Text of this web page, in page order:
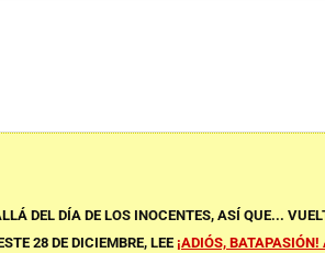
DEL DÍA DE LOS INOCENTES, ASÍ QUE...
28 DE DICIEMBRE, LEE ¡ADIÓS,